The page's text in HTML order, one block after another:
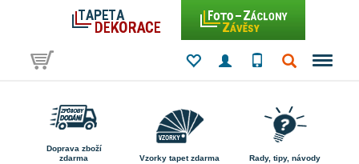
Doprava zboží
zdarma
Vzorky tapet zdarma Rady, tipy, návody